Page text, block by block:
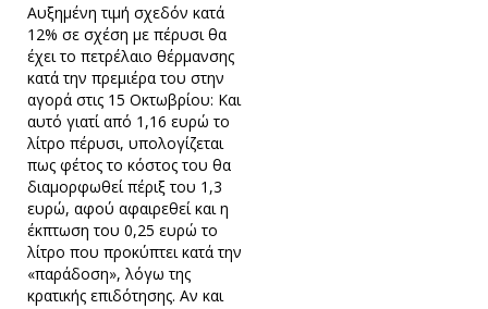
Αυξημένη τιμή σχεδόν κατά
12% σε σχέση με πέρυσι θα
έχει το πετρέλαιο θέρμανσης
κατά την πρεμιέρα του στην
αγορά στις 15 Οκτωβρίου: Και
αυτό γιατί από 1,16 ευρώ το
λίτρο πέρυσι, υπολογίζεται
πως φέτος το κόστος του θα
διαμορφωθεί πέριξ του 1,3
ευρώ, αφού αφαιρεθεί και η
έκπτωση του 0,25 ευρώ το
λίτρο που προκύπτει κατά την
«παράδοση», λόγω της
κρατικής επιδότησης. Αν και